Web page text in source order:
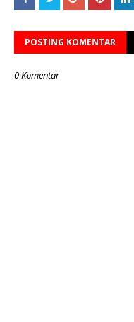
POSTING KOMENTAR
0 Komentar